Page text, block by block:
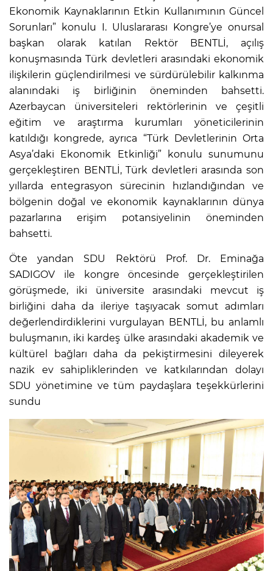
Ekonomik Kaynaklarının Etkin Kullanımının Güncel
Sorunları” konulu I. Uluslararası Kongre’ye onursal
başkan olarak katılan Rektör BENTLİ, açılış
konuşmasında Türk devletleri arasındaki ekonomik
ilişkilerin güçlendirilmesi ve sürdürülebilir kalkınma
alanındaki iş birliğinin öneminden bahsetti.
Azerbaycan üniversiteleri rektörlerinin ve çeşitli
eğitim ve araştırma kurumları yöneticilerinin
katıldığı kongrede, ayrıca “Türk Devletlerinin Orta
Asya’daki Ekonomik Etkinliği” konulu sunumunu
gerçekleştiren BENTLİ, Türk devletleri arasında son
yıllarda entegrasyon sürecinin hızlandığından ve
bölgenin doğal ve ekonomik kaynaklarının dünya
pazarlarına erişim potansiyelinin öneminden
bahsetti.
Öte yandan SDU Rektörü Prof. Dr. Eminağa
SADIGOV ile kongre öncesinde gerçekleştirilen
görüşmede, iki üniversite arasındaki mevcut iş
birliğini daha da ileriye taşıyacak somut adımları
değerlendirdiklerini vurgulayan BENTLİ, bu anlamlı
buluşmanın, iki kardeş ülke arasındaki akademik ve
kültürel bağları daha da pekiştirmesini dileyerek
nazik ev sahipliklerinden ve katkılarından dolayı
SDU yönetimine ve tüm paydaşlara teşekkürlerini
sundu